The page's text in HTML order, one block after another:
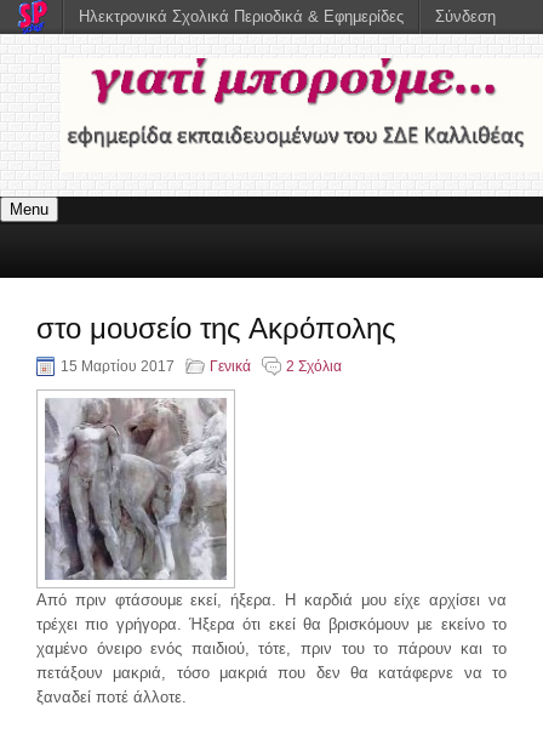
Menu
στο μουσείο της Ακρόπολης
15 Μαρτίου 2017 Γενικά 2 Σχόλια
Από πριν φτάσουμε εκεί, ήξερα. Η καρδιά μου είχε αρχίσει να
τρέχει πιο γρήγορα. Ήξερα ότι εκεί θα βρισκόμουν με εκείνο το
χαμένο όνειρο ενός παιδιού, τότε, πριν του το πάρουν και το
πετάξουν μακριά, τόσο μακριά που δεν θα κατάφερνε να το
ξαναδεί ποτέ άλλοτε.
Ηλεκτρονικά Σχολικά Περιοδικά & Εφημερίδες Σύνδεση